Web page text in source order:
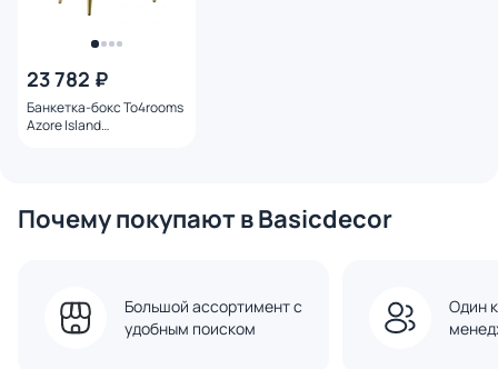
23 782 ₽
Банкетка-бокс To4rooms
Azore Island
Почему покупают в Basicdecor
Большой ассортимент с
удобным поиском
Один